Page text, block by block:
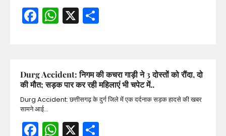
Facebook
WhatsApp
X
Durg Accident: निगम की कचरा गाड़ी ने 3 दोस्तों को रौंदा, दो
की मौत; सड़क पार कर रही महिलाएं भी चपेट में..
Durg Accident: छत्तीसगढ़ के दुर्ग जिले में एक दर्दनाक सड़क हादसे की खबर
सामने आई…
Facebook
WhatsApp
X